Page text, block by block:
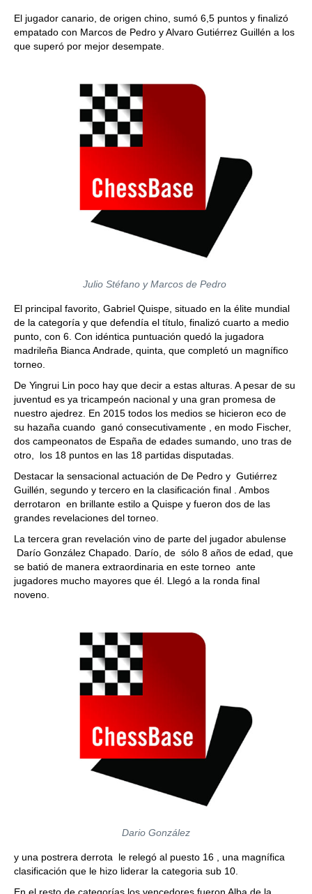
El jugador canario, de origen chino, sumó 6,5 puntos y finalizó
empatado con Marcos de Pedro y Alvaro Gutiérrez Guillén a los
que superó por mejor desempate.
Julio Stéfano y Marcos de Pedro
El principal favorito, Gabriel Quispe, situado en la élite mundial
de la categoría y que defendía el título, finalizó cuarto a medio
punto, con 6. Con idéntica puntuación quedó la jugadora
madrileña Bianca Andrade, quinta, que completó un magnífico
torneo.
De Yingrui Lin poco hay que decir a estas alturas. A pesar de su
juventud es ya tricampeón nacional y una gran promesa de
nuestro ajedrez. En 2015 todos los medios se hicieron eco de
su hazaña cuando ganó consecutivamente , en modo Fischer,
dos campeonatos de España de edades sumando, uno tras de
otro, los 18 puntos en las 18 partidas disputadas.
Destacar la sensacional actuación de De Pedro y Gutiérrez
Guillén, segundo y tercero en la clasificación final . Ambos
derrotaron en brillante estilo a Quispe y fueron dos de las
grandes revelaciones del torneo.
La tercera gran revelación vino de parte del jugador abulense
Darío González Chapado. Darío, de sólo 8 años de edad, que
se batió de manera extraordinaria en este torneo ante
jugadores mucho mayores que él. Llegó a la ronda final
noveno.
Dario González
y una postrera derrota le relegó al puesto 16 , una magnífica
clasificación que le hizo liderar la categoria sub 10.